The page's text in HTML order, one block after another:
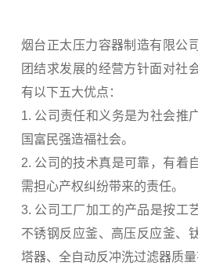
烟台正太压力容器制造有限公
团结求发展的经营方针面对社
有以下五大优点：
1. 公司责任和义务是为社会推
国富民强造福社会。
2. 公司的技术真是可靠，有着
需担心产权纠纷带来的责任。
3. 公司工厂加工的产品是按工
不锈钢反应釜、高压反应釜、
塔器、全自动反冲洗过滤器质量